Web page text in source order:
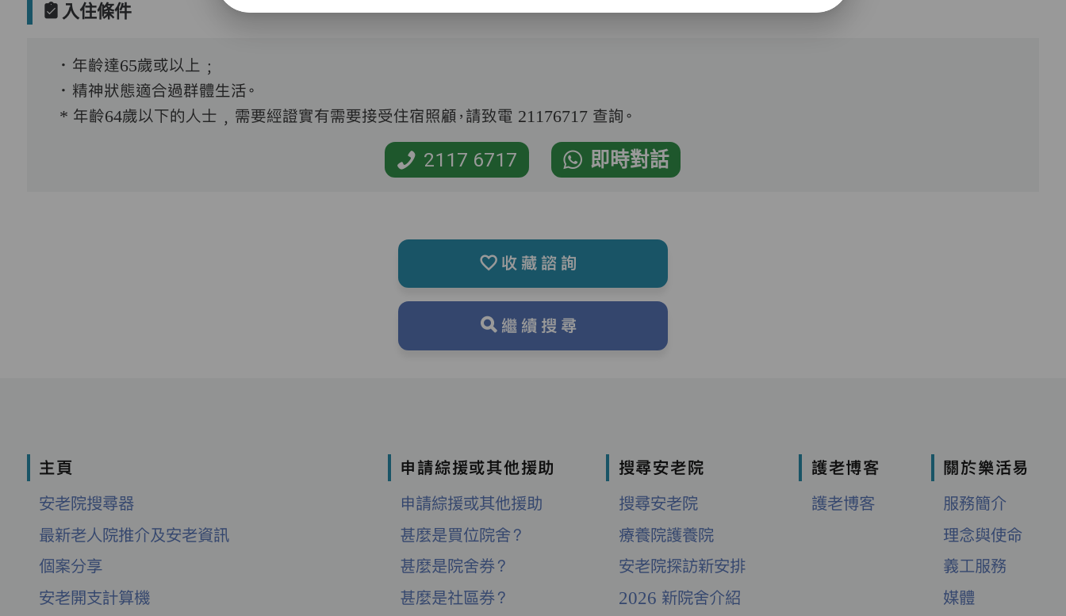
入住條件
．年齡達65歲或以上﹔
．精神狀態適合過群體生活。
* 年齡64歲以下的人士﹐需要經證實有需要接受住宿照顧，請致電 21176717 查詢。
2117 6717 即時對話
收藏諮詢
繼續搜尋
主頁
安老院搜尋器
最新老人院推介及安老資訊
個案分享
安老開支計算機
申請綜援或其他援助
申請綜援或其他援助
甚麼是買位院舍？
甚麼是院舍券？
甚麼是社區券？
搜尋安老院
搜尋安老院
療養院護養院
安老院探訪新安排
2026 新院舍介紹
護老博客
護老博客
關於樂活易
服務簡介
理念與使命
義工服務
媒體